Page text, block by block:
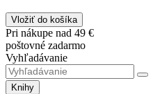
Vložiť do košíka
Pri nákupe nad 49 €
poštovné zadarmo
Vyhľadávanie
Knihy